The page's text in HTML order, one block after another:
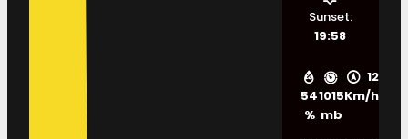
54
%
1015
mb
12
Km/h
Sunset:
19:58